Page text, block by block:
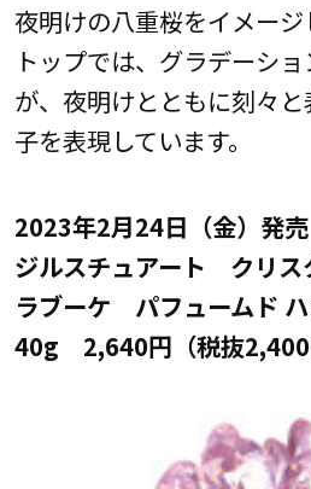
夜明けの八重桜をイメージ
トップでは、グラデーシ
が、夜明けとともに刻々
子を表現しています。
2023年2月24日（金）発売
ジルスチュアート クリ
ラブーケ パフュームド
40g 2,640円（税抜2,400